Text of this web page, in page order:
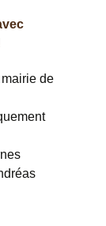
de